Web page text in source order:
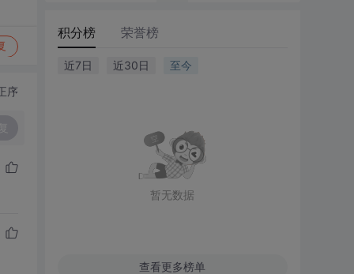
序
积分榜 荣誉榜
近7日 近30日 至今
暂无数据
查看更多榜单